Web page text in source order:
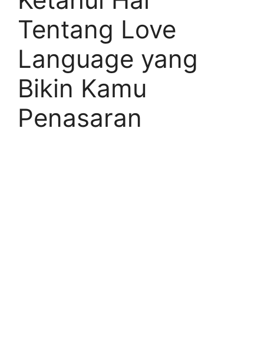
Tentang Love
Language yang
Bikin Kamu
Penasaran